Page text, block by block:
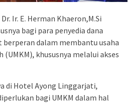
Ir. E. Herman Khaeron,M.Si
bagi para penyedia dana
dalam membantu usaha
khususnya melalui akses
di Hotel Ayong Linggarjati,
bagi UMKM dalam hal